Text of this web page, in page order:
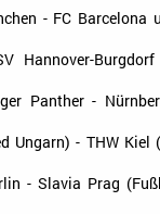
- FC Barcelona
Hannover-
Panther -
Ungarn) - THW Kiel
- Slavia Prag